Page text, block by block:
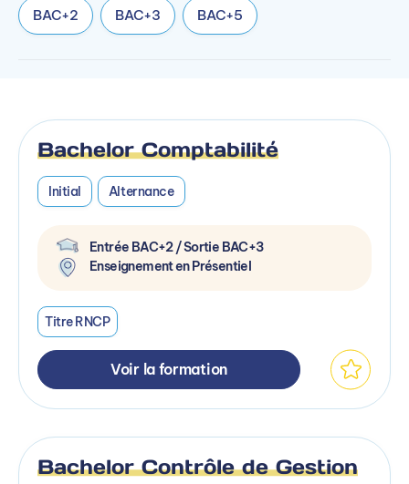
BAC+2 BAC+3 BAC+5
Bachelor Comptabilité
Initial Alternance
Entrée BAC+2 / Sortie BAC+3
Enseignement en Présentiel
Titre RNCP
Voir la formation
Bachelor Contrôle de Gestion